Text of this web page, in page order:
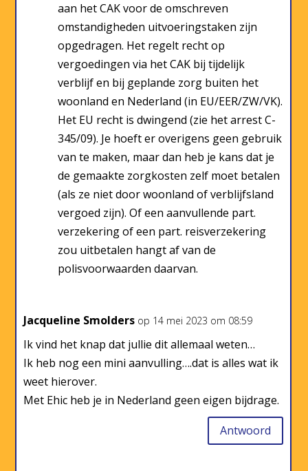
aan het CAK voor de omschreven
omstandigheden uitvoeringstaken zijn
opgedragen. Het regelt recht op
vergoedingen via het CAK bij tijdelijk
verblijf en bij geplande zorg buiten het
woonland en Nederland (in EU/EER/ZW/VK).
Het EU recht is dwingend (zie het arrest C-
345/09). Je hoeft er overigens geen gebruik
van te maken, maar dan heb je kans dat je
de gemaakte zorgkosten zelf moet betalen
(als ze niet door woonland of verblijfsland
vergoed zijn). Of een aanvullende part.
verzekering of een part. reisverzekering
zou uitbetalen hangt af van de
polisvoorwaarden daarvan.
Jacqueline Smolders op 14 mei 2023 om 08:59
Ik vind het knap dat jullie dit allemaal weten…
Ik heb nog een mini aanvulling….dat is alles wat ik
weet hierover.
Met Ehic heb je in Nederland geen eigen bijdrage.
Antwoord